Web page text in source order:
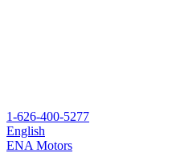
1-626-400-5277
English
ENA Motors